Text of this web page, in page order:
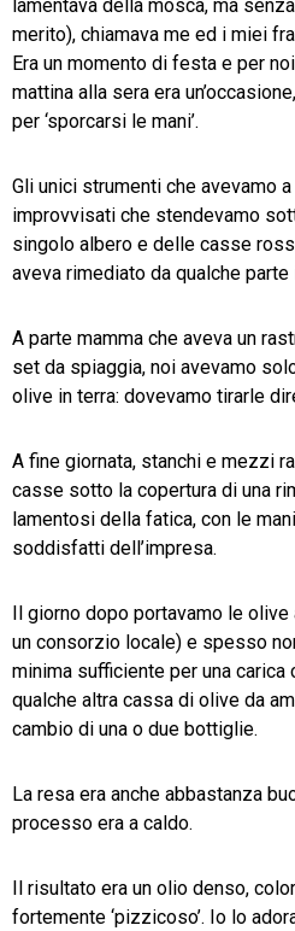
lamentava della mosca, ma
merito), chiamava me ed i miei
Era un momento di festa e per
mattina alla sera era
per ‘sporcarsi le mani’.
Gli unici strumenti che avevamo
improvvisati che stendevamo
singolo albero e delle casse
aveva rimediato da qualche parte
A parte mamma che aveva un
set da spiaggia, noi avevamo
olive in terra: dovevamo tirarle
A fine giornata, stanchi e mezzi
casse sotto la copertura di una
lamentosi della fatica, con le
soddisfatti dell’impresa.
Il giorno dopo portavamo le
un consorzio locale) e spesso
minima sufficiente per una carica
qualche altra cassa di olive da
cambio di una o due bottiglie.
La resa era anche abbastanza
processo era a caldo.
Il risultato era un olio denso,
fortemente ‘pizzicoso’. Io lo